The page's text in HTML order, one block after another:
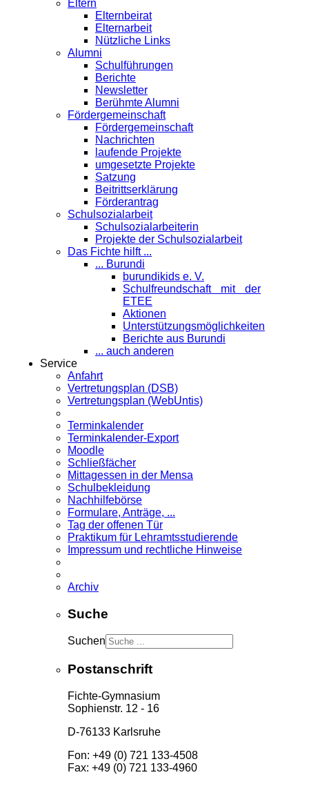
Eltern
Elternbeirat
Elternarbeit
Nützliche Links
Alumni
Schulführungen
Berichte
Newsletter
Berühmte Alumni
Förder­gemeinschaft
Fördergemeinschaft
Nachrichten
laufende Projekte
umgesetzte Projekte
Satzung
Beitrittserklärung
Förderantrag
Schul­sozialarbeit
Schulsozialarbeiterin
Projekte der Schulsozialarbeit
Das Fichte hilft ...
... Burundi
burundikids e. V.
Schulfreundschaft mit der
ETEE
Aktionen
Unterstützungsmöglichkeiten
Berichte aus Burundi
... auch anderen
Service
Anfahrt
Vertretungsplan (DSB)
Vertretungsplan (WebUntis)
Terminkalender
Terminkalender-Export
Moodle
Schließfächer
Mittagessen in der Mensa
Schulbekleidung
Nachhilfebörse
Formulare, Anträge, ...
Tag der offenen Tür
Praktikum für Lehramts­studierende
Impressum und rechtliche Hinweise
Archiv
Suche
Suchen
Postanschrift
Fichte-Gymnasium
Sophienstr. 12 - 16
D-76133 Karlsruhe
Fon: +49 (0) 721 133-4508
Fax: +49 (0) 721 133-4960